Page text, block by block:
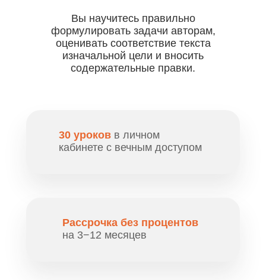
Вы научитесь правильно
формулировать задачи авторам,
оценивать соответствие текста
изначальной цели и вносить
содержательные правки.
30 уроков в личном
кабинете с вечным доступом
Рассрочка без процентов
на 3−12 месяцев